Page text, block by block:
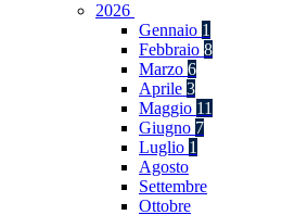
2026
Gennaio 1
Febbraio 8
Marzo 6
Aprile 3
Maggio 11
Giugno 7
Luglio 1
Agosto
Settembre
Ottobre